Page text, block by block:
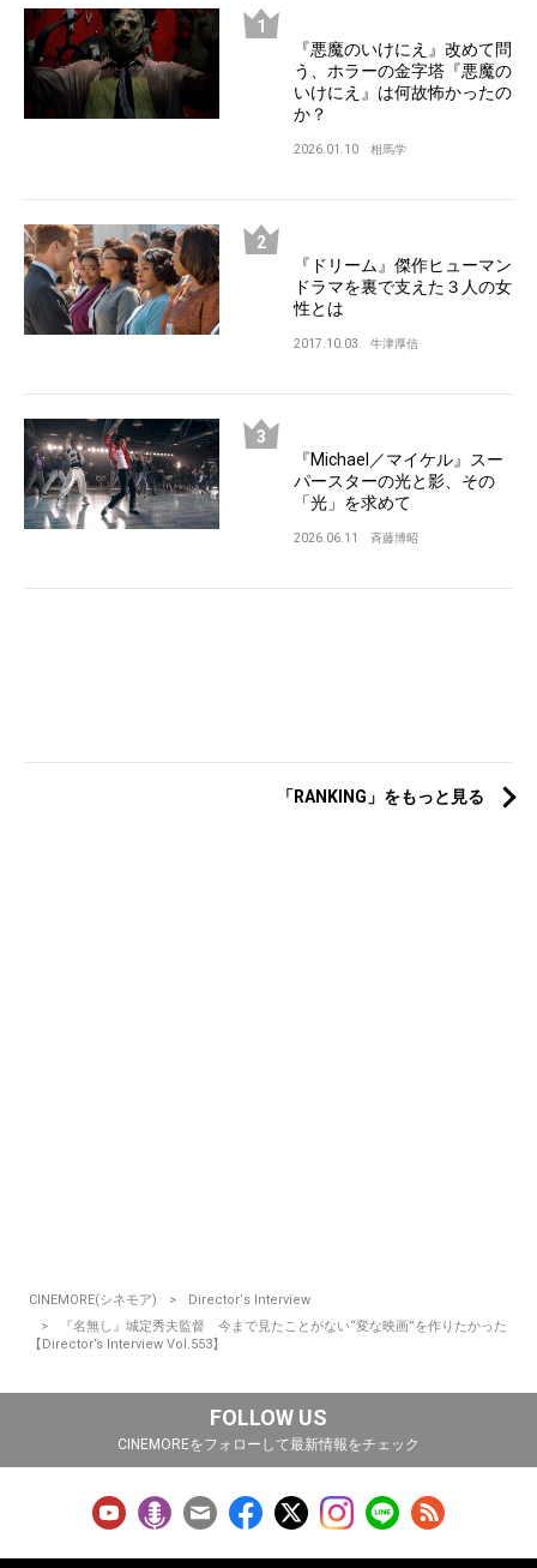
『悪魔のいけにえ』改めて問
う、ホラーの金字塔『悪魔の
いけにえ』は何故怖かったの
か？
2026.01.10 相馬学
『ドリーム』傑作ヒューマン
ドラマを裏で支えた３人の女
性とは
2017.10.03 牛津厚信
『Michael／マイケル』スー
パースターの光と影、その
「光」を求めて
2026.06.11 斉藤博昭
「RANKING」をもっと見る
CINEMORE(シネモア)
Director‘s Interview
『名無し』城定秀夫監督 今まで見たことがない“変な映画”を作りたかった
【Director’s Interview Vol.553】
FOLLOW US
CINEMOREをフォローして最新情報をチェック